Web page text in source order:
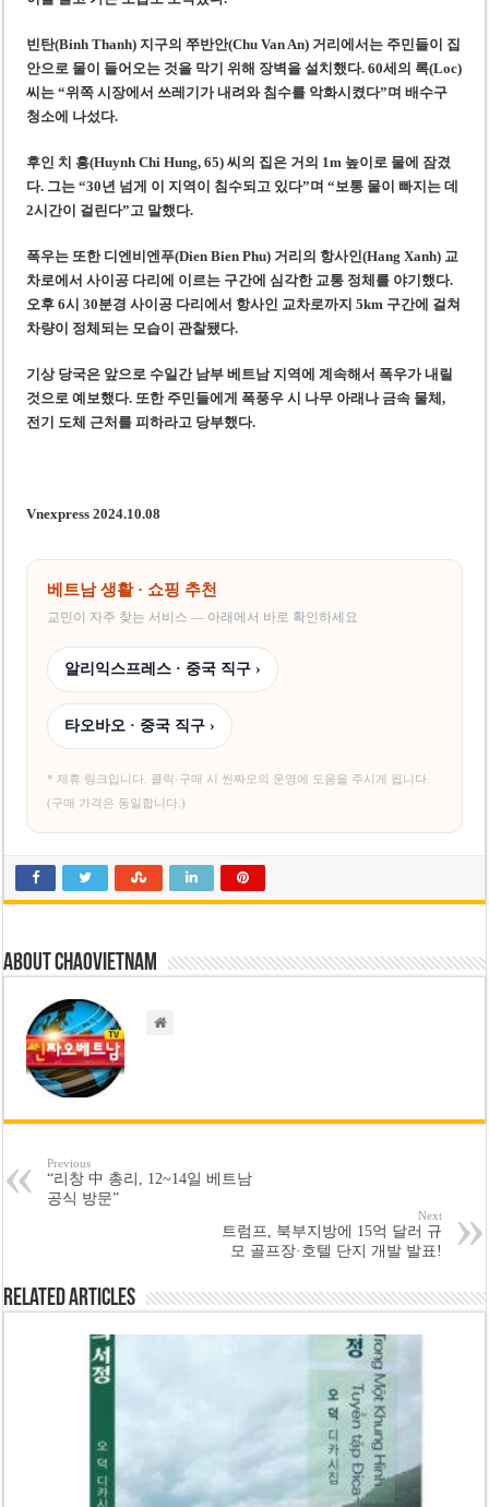
빈탄(Binh Thanh) 지구의 쭈반안(Chu Van An) 거리에서는 주민들이 집
안으로 물이 들어오는 것을 막기 위해 장벽을 설치했다. 60세의 록(Loc)
씨는 “위쪽 시장에서 쓰레기가 내려와 침수를 악화시켰다”며 배수구
청소에 나섰다.
후인 치 흥(Huynh Chi Hung, 65) 씨의 집은 거의 1m 높이로 물에 잠겼
다. 그는 “30년 넘게 이 지역이 침수되고 있다”며 “보통 물이 빠지는 데
2시간이 걸린다”고 말했다.
폭우는 또한 디엔비엔푸(Dien Bien Phu) 거리의 항사인(Hang Xanh) 교
차로에서 사이공 다리에 이르는 구간에 심각한 교통 정체를 야기했다.
오후 6시 30분경 사이공 다리에서 항사인 교차로까지 5km 구간에 걸쳐
차량이 정체되는 모습이 관찰됐다.
기상 당국은 앞으로 수일간 남부 베트남 지역에 계속해서 폭우가 내릴
것으로 예보했다. 또한 주민들에게 폭풍우 시 나무 아래나 금속 물체,
전기 도체 근처를 피하라고 당부했다.
Vnexpress 2024.10.08
베트남 생활 · 쇼핑 추천
교민이 자주 찾는 서비스 — 아래에서 바로 확인하세요
알리익스프레스 · 중국 직구 ›
타오바오 · 중국 직구 ›
* 제휴 링크입니다. 클릭·구매 시 씬짜오의 운영에 도움을 주시게 됩니다.
(구매 가격은 동일합니다.)
About chaovietnam
Previous
“리창 中 총리, 12~14일 베트남
공식 방문”
Next
트럼프, 북부지방에 15억 달러 규
모 골프장·호텔 단지 개발 발표!
Related Articles